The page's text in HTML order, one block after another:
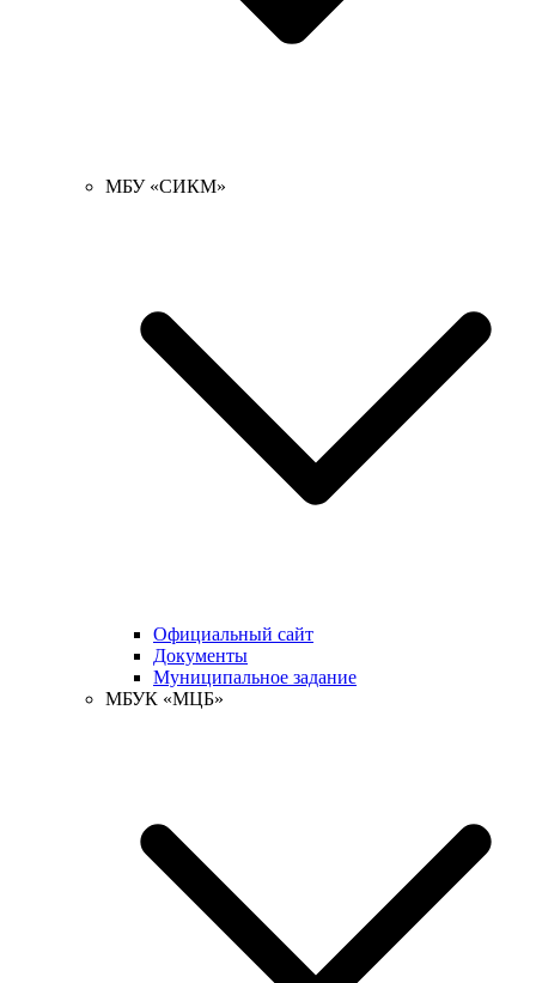
МБУ «СИКМ»
Официальный сайт
Документы
Муниципальное задание
МБУК «МЦБ»